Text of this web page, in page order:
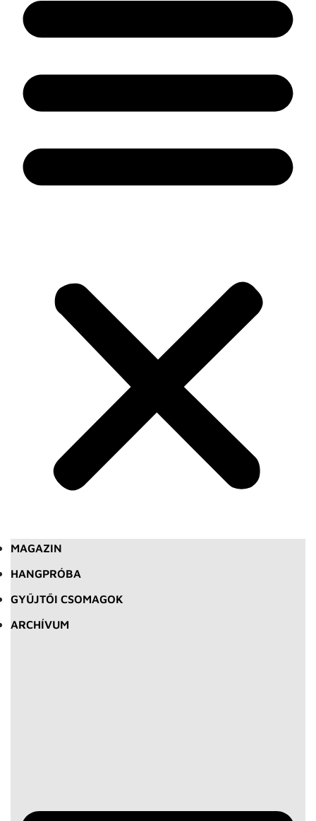
MAGAZIN
HANGPRÓBA
GYŰJTŐI CSOMAGOK
ARCHÍVUM